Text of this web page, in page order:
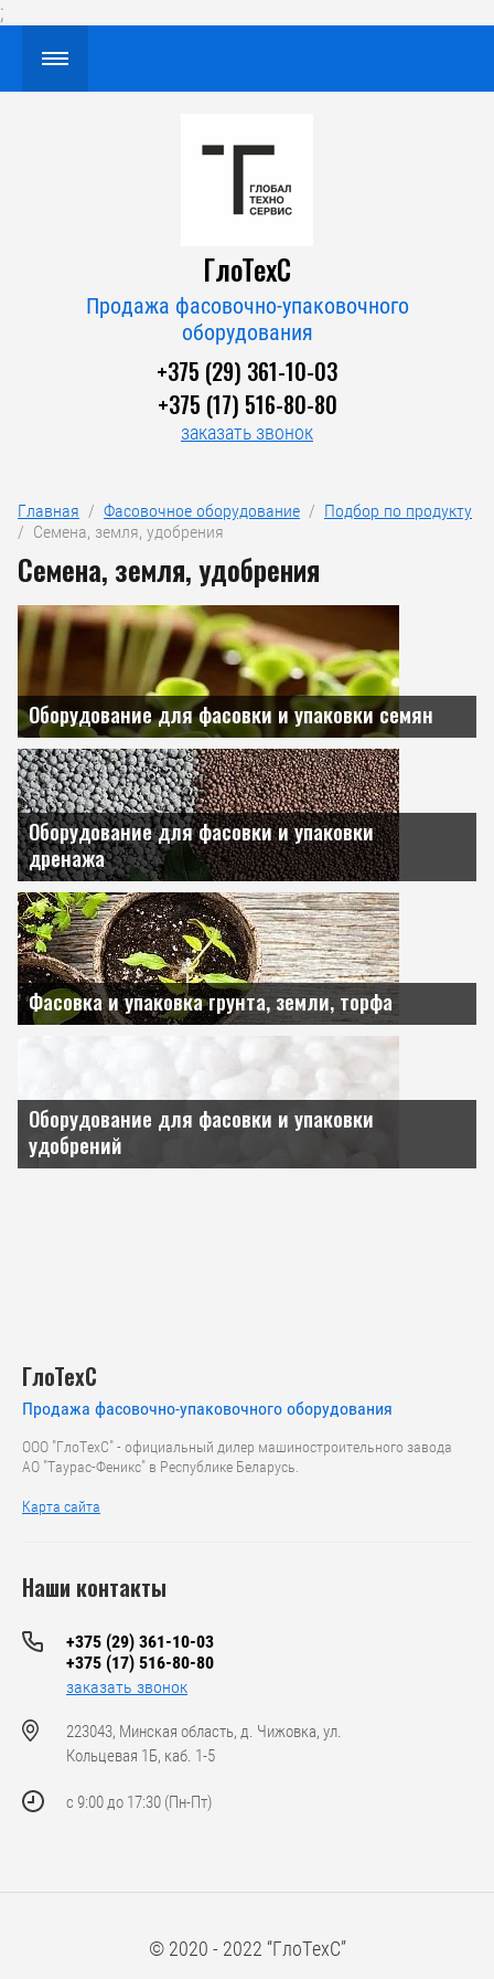
;
ГлоТехС
Продажа фасовочно-упаковочного
оборудования
+375 (29) 361-10-03
+375 (17) 516-80-80
заказать звонок
Главная
  /
Фасовочное оборудование
  /
Подбор по продукту
/  Семена, земля, удобрения
Семена, земля, удобрения
Оборудование для фасовки и упаковки семян
Оборудование для фасовки и упаковки
дренажа
Фасовка и упаковка грунта, земли, торфа
Оборудование для фасовки и упаковки
удобрений
ГлоТехС
Продажа фасовочно-упаковочного оборудования
ООО "ГлоТехС" - официальный дилер машиностроительного завода
АО "Таурас-Феникс" в Республике Беларусь.
Карта сайта
Наши контакты
+375 (29) 361-10-03
+375 (17) 516-80-80
заказать звонок
223043, Минская область, д. Чижовка, ул.
Кольцевая 1Б, каб. 1-5
с 9:00 до 17:30 (Пн-Пт)
© 2020 - 2022 “ГлоТехС”